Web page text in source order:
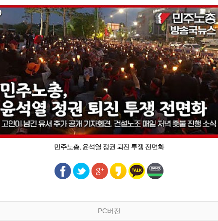
민주노총, 윤석열 정권 퇴진 투쟁 전면화
PC버전